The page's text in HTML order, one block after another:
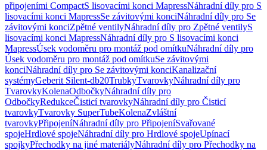
připojeními CompactS lisovacími konci MapressNáhradní díly pro S
lisovacími konci MapressSe závitovými konciNáhradní díly pro Se
závitovými konciZpětné ventilyNáhradní díly pro Zpětné ventilyS
lisovacími konci MapressNáhradní díly pro S lisovacími konci
MapressÚsek vodoměru pro montáž pod omítkuNáhradní díly pro
Úsek vodoměru pro montáž pod omítkuSe závitovými
konciNáhradní díly pro Se závitovými konciKanalizační
systémyGeberit Silent-db20TrubkyTvarovkyNáhradní díly pro
TvarovkyKolenaOdbočkyNáhradní díly pro
OdbočkyRedukceČisticí tvarovkyNáhradní díly pro Čisticí
tvarovkyTvarovky SuperTubeKolenaZvláštní
tvarovkyPřipojeníNáhradní díly pro PřipojeníSvařované
spojeHrdlové spojeNáhradní díly pro Hrdlové spojeUpínací
spojkyPřechodky na jiné materiályNáhradní díly pro Přechodky na